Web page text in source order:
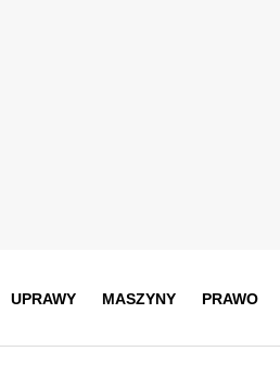
UPRAWY MASZYNY PRAWO